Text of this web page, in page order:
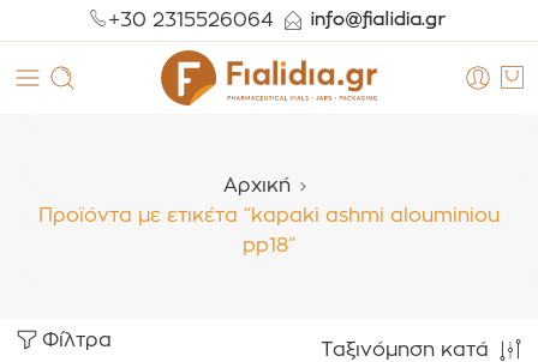
+30 2315526064
Αρχική
Προϊόντα με ετικέτα “kapaki ashmi alouminiou
pp18”
Φίλτρα Ταξινόμηση κατά